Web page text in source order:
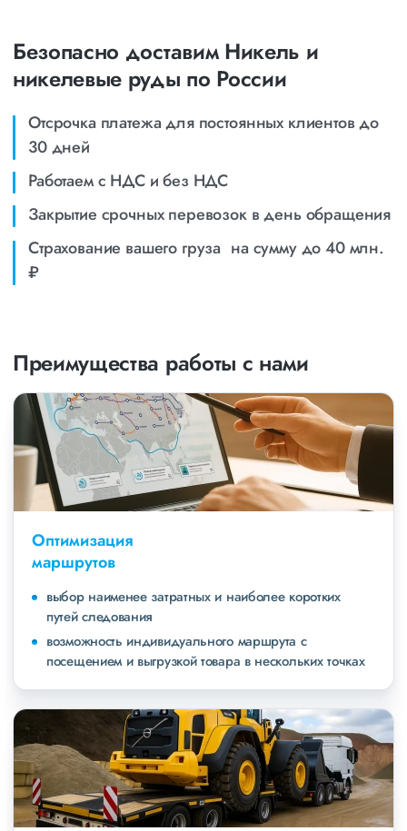
Безопасно доставим Никель и
никелевые руды по России
Отсрочка платежа для постоянных клиентов до
30 дней
Работаем с НДС и без НДС
Закрытие срочных перевозок в день обращения
Страхование вашего груза на сумму до 40 млн.
₽
Преимущества работы с нами
Оптимизация
маршрутов
выбор наименее затратных и наиболее коротких
путей следования
возможность индивидуального маршрута с
посещением и выгрузкой товара в нескольких точках